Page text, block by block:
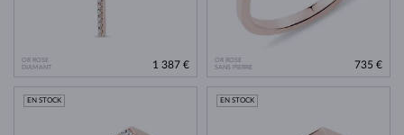
OR ROSE
DIAMANT
1 387 €
OR ROSE
SANS PIERRE
735 €
EN STOCK EN STOCK